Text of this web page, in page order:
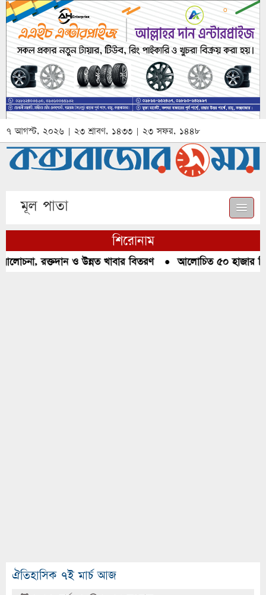
৭ আগস্ট, ২০২৬ | ২৩ শ্রাবণ, ১৪৩৩ | ২৩ সফর, ১৪৪৮
মূল পাতা
শিরোনাম
রক্তদান ও উন্নত খাবার বিতরণ●আলোচিত ৫০ হাজার পিস
ঐতিহাসিক ৭ই মার্চ আজ